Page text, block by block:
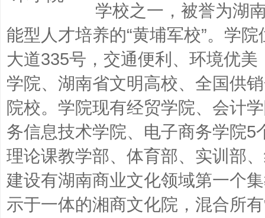
学校之一，被誉为湖
能型人才培养的“黄埔军校”。学
大道335号，交通便利、环境优
学院、湖南省文明高校、全国供
院校。学院现有经贸学院、会计
务信息技术学院、电子商务学院5
理论课教学部、体育部、实训部
建设有湖南商业文化领域第一个
示于一体的湘商文化院，混合所